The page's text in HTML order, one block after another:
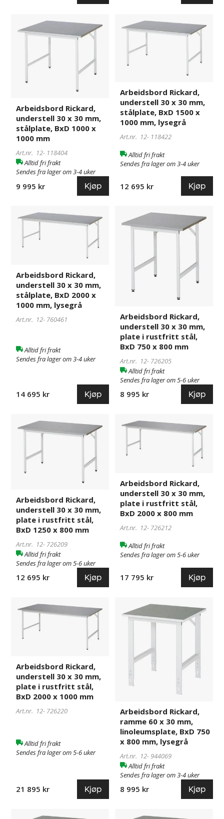
Arbeidsbord
Rickard,
understell
mm,
BxD
1000
1000
mm
Arbeidsbord Rickard,
understell 30 x 30 mm,
stålplate, BxD 1000 x
1000 mm
Art.nr. 12- 118404
Alltid fri frakt
Sendes fra lager om 3-4 uker
9 995 kr Kjøp
Arbeidsbord
Rickard,
stålplate,
BxD
1500
1000
mm,
lysegrå
118422
Arbeidsbord Rickard,
understell 30 x 30 mm,
stålplate, BxD 1500 x
1000 mm, lysegrå
Art.nr. 12- 118422
Alltid fri frakt
Sendes fra lager om 3-4 uker
12 695 kr Kjøp
Arbeidsbord
Rickard,
understell
mm,
stålplate,
BxD
2000
lysegrå
760461
Arbeidsbord Rickard,
understell 30 x 30 mm,
stålplate, BxD 2000 x
1000 mm, lysegrå
Art.nr. 12- 760461
Alltid fri frakt
Sendes fra lager om 3-4 uker
14 695 kr Kjøp
Arbeidsbord
Rickard,
understell
plate
stål,
BxD
750
800
mm
Arbeidsbord Rickard,
understell 30 x 30 mm,
plate i rustfritt stål,
BxD 750 x 800 mm
Art.nr. 12- 726205
Alltid fri frakt
Sendes fra lager om 5-6 uker
8 995 kr Kjøp
Arbeidsbord
Rickard,
plate
rustfritt
stål,
BxD
1250
800
mm
726209
Arbeidsbord Rickard,
understell 30 x 30 mm,
plate i rustfritt stål,
BxD 1250 x 800 mm
Art.nr. 12- 726209
Alltid fri frakt
Sendes fra lager om 5-6 uker
12 695 kr Kjøp
Arbeidsbord
Rickard,
understell
mm,
plate
rustfritt
stål,
BxD
2000
800
mm
726212
Arbeidsbord Rickard,
understell 30 x 30 mm,
plate i rustfritt stål,
BxD 2000 x 800 mm
Art.nr. 12- 726212
Alltid fri frakt
Sendes fra lager om 5-6 uker
17 795 kr Kjøp
Arbeidsbord
Rickard,
understell
mm,
plate
rustfritt
stål,
1000
726220
Arbeidsbord Rickard,
understell 30 x 30 mm,
plate i rustfritt stål,
BxD 2000 x 1000 mm
Art.nr. 12- 726220
Alltid fri frakt
Sendes fra lager om 5-6 uker
21 895 kr Kjøp
Arbeidsbord
Rickard,
ramme
mm,
linoleumsplate,
800
mm,
lysegrå
Arbeidsbord Rickard,
ramme 60 x 30 mm,
linoleumsplate, BxD 750
x 800 mm, lysegrå
Art.nr. 12-944069
Alltid fri frakt
Sendes fra lager om 3-4 uker
8 995 kr Kjøp
Arbeidsbord Arbeidsbord
944083